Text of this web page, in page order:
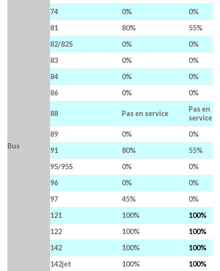
Bus
74
0%
0%
81
80%
55%
82/82S
0%
0%
83
0%
0%
84
0%
0%
86
0% 0%
88 Pas en service
Pas en
service
89
0%
0%
91
80%
55%
95/95S
0%
0%
96
0%
0%
97
45%
0%
121
100%
100%
122
100%
100%
142
100%
100%
142jet
100%
100%